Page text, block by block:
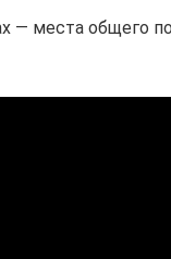
— места общего